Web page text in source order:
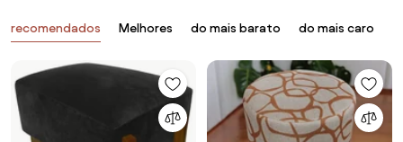
Produtos
recomendados Melhores do mais barato do mais caro